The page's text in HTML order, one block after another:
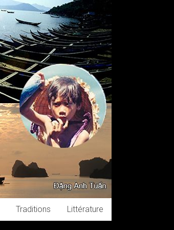
Traditions Littérature